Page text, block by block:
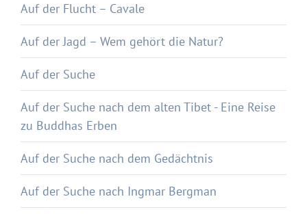
Auf der Flucht – Cavale
Auf der Jagd – Wem gehört die Natur?
Auf der Suche
Auf der Suche nach dem alten Tibet - Eine Reise
zu Buddhas Erben
Auf der Suche nach dem Gedächtnis
Auf der Suche nach Ingmar Bergman